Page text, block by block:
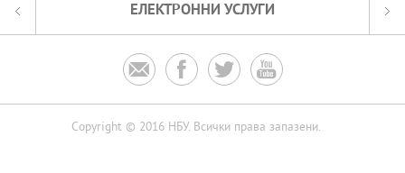
ЕЛЕКТРОННИ УСЛУГИ
   
Copyright © 2016 НБУ. Всички права запазени.